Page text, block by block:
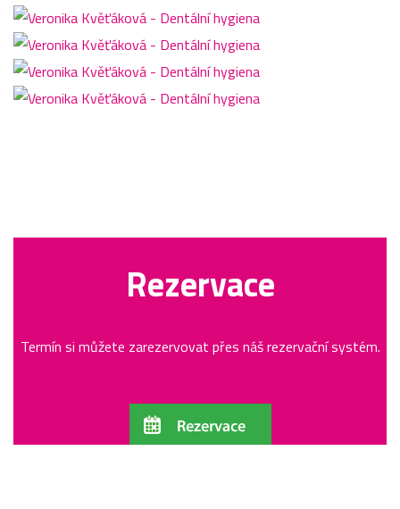
Rezervace
Termín si můžete zarezervovat přes náš rezervační systém.